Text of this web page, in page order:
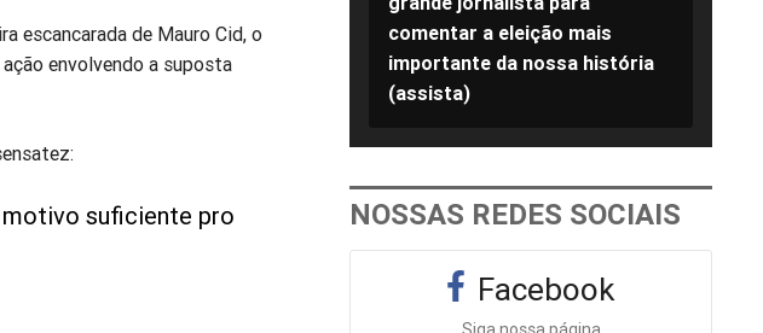
escancarada de Mauro Cid, o
envolvendo a suposta
motivo suficiente pro
comentar a eleição mais
importante da nossa história
(assista)
NOSSAS REDES SOCIAIS
Facebook